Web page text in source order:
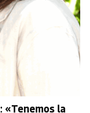
«Tenemos la